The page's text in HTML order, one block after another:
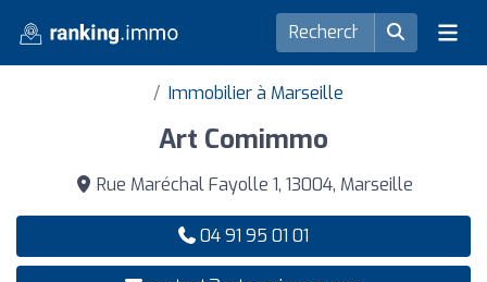
Immobilier à Marseille
Art Comimmo
Rue Maréchal Fayolle 1, 13004, Marseille
04 91 95 01 01